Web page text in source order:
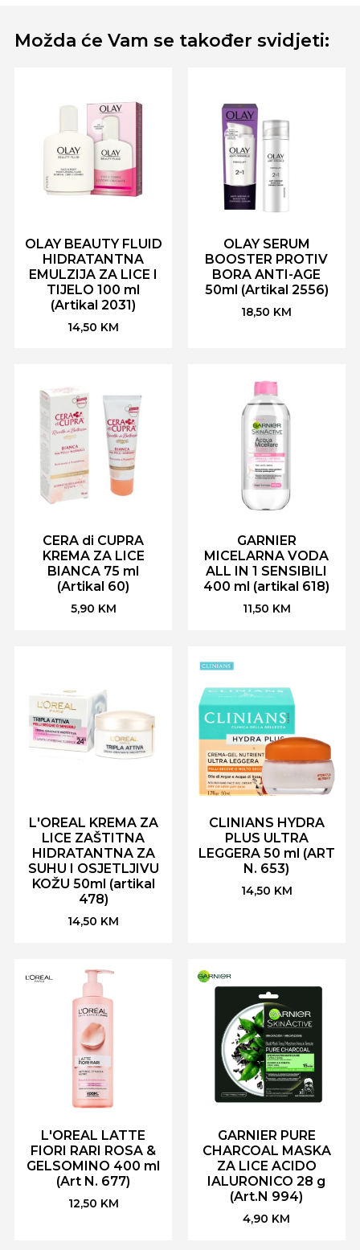
Možda će Vam se također svidjeti:
OLAY BEAUTY FLUID
HIDRATANTNA
EMULZIJA ZA LICE I
TIJELO 100 ml
(Artikal 2031)
14,50 KM
OLAY SERUM
BOOSTER PROTIV
BORA ANTI-AGE
50ml (Artikal 2556)
18,50 KM
CERA di CUPRA
KREMA ZA LICE
BIANCA 75 ml
(Artikal 60)
5,90 KM
GARNIER
MICELARNA VODA
ALL IN 1 SENSIBILI
400 ml (artikal 618)
11,50 KM
L'OREAL KREMA ZA
LICE ZAŠTITNA
HIDRATANTNA ZA
SUHU I OSJETLJIVU
KOŽU 50ml (artikal
478)
14,50 KM
CLINIANS HYDRA
PLUS ULTRA
LEGGERA 50 ml (ART
N. 653)
14,50 KM
L'OREAL LATTE
FIORI RARI ROSA &
GELSOMINO 400 ml
(Art N. 677)
12,50 KM
GARNIER PURE
CHARCOAL MASKA
ZA LICE ACIDO
IALURONICO 28 g
(Art.N 994)
4,90 KM